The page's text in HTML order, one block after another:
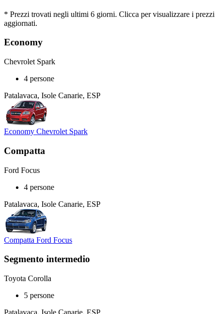
* Prezzi trovati negli ultimi 6 giorni. Clicca per visualizzare i prezzi
aggiornati.
Economy
Chevrolet Spark
4 persone
Patalavaca, Isole Canarie, ESP
Economy Chevrolet Spark
Compatta
Ford Focus
4 persone
Patalavaca, Isole Canarie, ESP
Compatta Ford Focus
Segmento intermedio
Toyota Corolla
5 persone
Patalavaca, Isole Canarie, ESP